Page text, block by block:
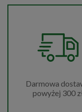
Darmowa
powyżej 300